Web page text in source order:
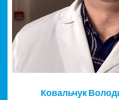
Ковальчук